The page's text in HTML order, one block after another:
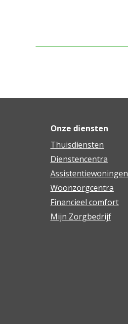
Onze diensten
Thuisdiensten
Dienstencentra
Assistentiewoningen
Woonzorgcentra
Financieel comfort
Mijn Zorgbedrijf